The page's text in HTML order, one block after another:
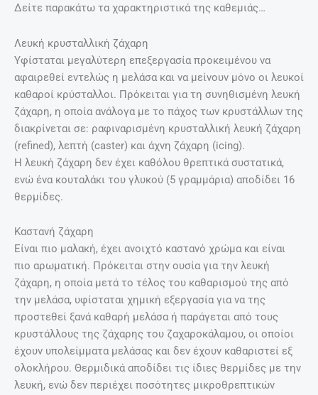
Δείτε παρακάτω τα χαρακτηριστικά της καθεμιάς…
Λευκή κρυσταλλική ζάχαρη
Υφίσταται μεγαλύτερη επεξεργασία προκειμένου να
αφαιρεθεί εντελώς η μελάσα και να μείνουν μόνο οι λευκοί
καθαροί κρύσταλλοι. Πρόκειται για τη συνηθισμένη λευκή
ζάχαρη, η οποία ανάλογα με το πάχος των κρυστάλλων της
διακρίνεται σε: ραφιναρισμένη κρυσταλλική λευκή ζάχαρη
(refined), λεπτή (caster) και άχνη ζάχαρη (icing).
Η λευκή ζάχαρη δεν έχει καθόλου θρεπτικά συστατικά,
ενώ ένα κουταλάκι του γλυκού (5 γραμμάρια) αποδίδει 16
θερμίδες.
Καστανή ζάχαρη
Είναι πιο μαλακή, έχει ανοιχτό καστανό χρώμα και είναι
πιο αρωματική. Πρόκειται στην ουσία για την λευκή
ζάχαρη, η οποία μετά το τέλος του καθαρισμού της από
την μελάσα, υφίσταται χημική εξεργασία για να της
προστεθεί ξανά καθαρή μελάσα ή παράγεται από τους
κρυστάλλους της ζάχαρης του ζαχαροκάλαμου, οι οποίοι
έχουν υπολείμματα μελάσας και δεν έχουν καθαριστεί εξ
ολοκλήρου. Θερμιδικά αποδίδει τις ίδιες θερμίδες με την
λευκή, ενώ δεν περιέχει ποσότητες μικροθρεπτικών